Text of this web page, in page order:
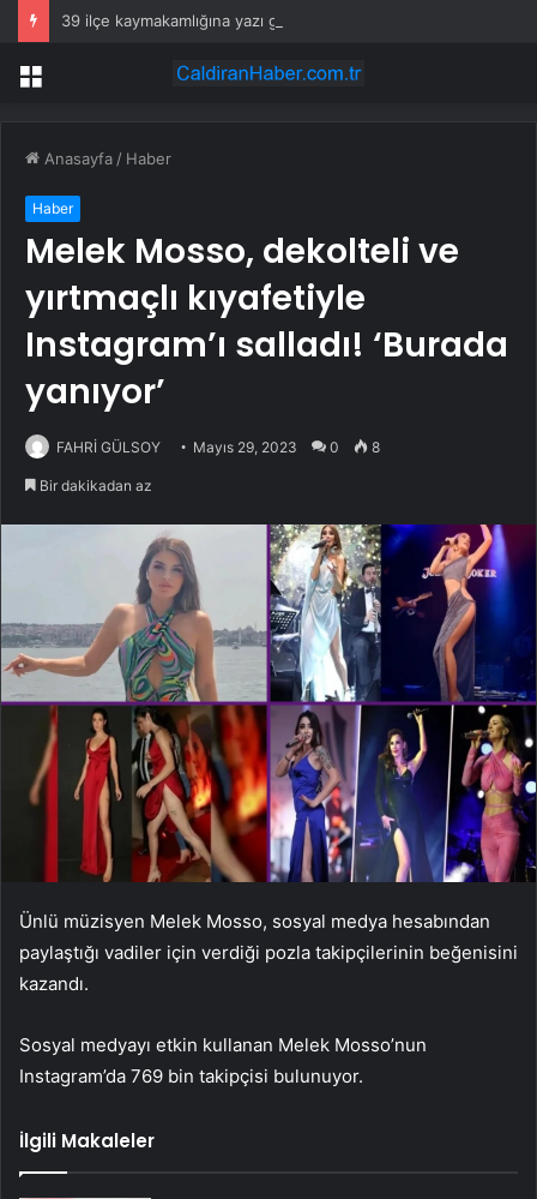
Menü
Anasayfa / Haber
Haber
Melek Mosso, dekolteli ve
yırtmaçlı kıyafetiyle
Instagram’ı salladı! ‘Burada
yanıyor’
FAHRİ GÜLSOY Mayıs 29, 2023 0 8
Bir dakikadan az
Ünlü müzisyen Melek Mosso, sosyal medya hesabından
paylaştığı vadiler için verdiği pozla takipçilerinin beğenisini
kazandı.
Sosyal medyayı etkin kullanan Melek Mosso’nun
Instagram’da 769 bin takipçisi bulunuyor.
İlgili Makaleler